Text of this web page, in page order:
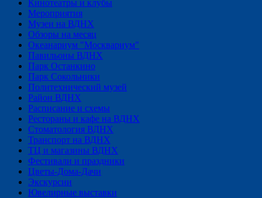
Кинотеатры и клубы
Мероприятия
Музеи на ВДНХ
Обзоры на месяц
Океанариум "Москвариум"
Павильоны ВДНХ
Парк Останкино
Парк Сокольники
Политехнический музей
Район ВДНХ
Расписание и схемы
Рестораны и кафе на ВДНХ
Стоматология ВДНХ
Транспорт на ВДНХ
ТЦ и магазины ВДНХ
Фестивали и праздники
Цветы-Дома-Дачи
Экскурсии
Ювелирные выставки